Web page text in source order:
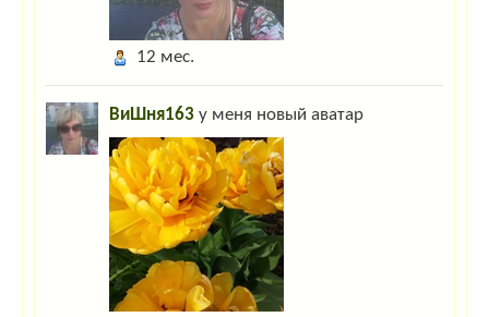
12 мес.
ВиШня163 у меня новый аватар